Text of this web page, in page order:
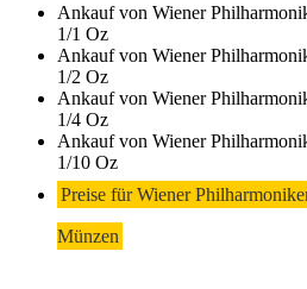
Ankauf von Wiener
1/1 Oz
Ankauf von Wiener
1/2 Oz
Ankauf von Wiener
1/4 Oz
Ankauf von Wiener
1/10 Oz
Preise für Wiener
Münzen